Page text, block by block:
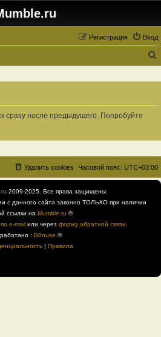
Вход
Регистрация
и
сразу после предыдущего. Попробуйте
Часовой пояс: UTC+03:00
Удалить cookies
2009-2025. Все права защищены.
данного сайта законно ТОЛЬКО при наличии
ссылки на Mumble.ru ®
по e-mail или через форму обратной связи
: B0nuse ®
| Правила